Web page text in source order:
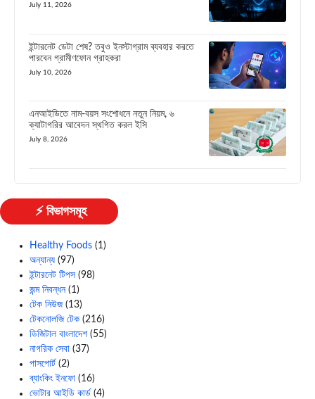
July 11, 2026
ইন্টারনেট ডেটা শেষ? তবুও ইনস্টাগ্রাম ব্যবহার করতে
পারবেন গ্রামীণফোন গ্রাহকরা
July 10, 2026
এনআইডিতে নাম-বয়স সংশোধনে নতুন নিয়ম, ৬
ক্যাটাগরির আবেদন স্থগিত করল ইসি
July 8, 2026
⚡ বিভাগসমূহ
Healthy Foods (1)
অন্যান্য (97)
ইন্টারনেট টিপস (98)
জন্ম নিবন্ধন(1)
টেক নিউজ(13)
টেকনোলজি টেক (216)
ডিজিটাল বাংলাদেশ(55)
নাগরিক সেবা (37)
পাসপোর্ট (2)
ব্যাংকিং ইনফো (16)
ভোটার আইডি কার্ড (4)